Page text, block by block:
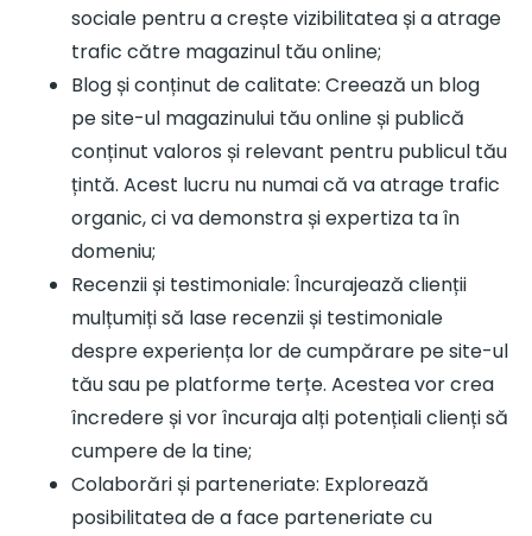
sociale pentru a crește vizibilitatea și a atrage
trafic către magazinul tău online;
Blog și conținut de calitate: Creează un blog
pe site-ul magazinului tău online și publică
conținut valoros și relevant pentru publicul tău
țintă. Acest lucru nu numai că va atrage trafic
organic, ci va demonstra și expertiza ta în
domeniu;
Recenzii și testimoniale: Încurajează clienții
mulțumiți să lase recenzii și testimoniale
despre experiența lor de cumpărare pe site-ul
tău sau pe platforme terțe. Acestea vor crea
încredere și vor încuraja alți potențiali clienți să
cumpere de la tine;
Colaborări și parteneriate: Explorează
posibilitatea de a face parteneriate cu